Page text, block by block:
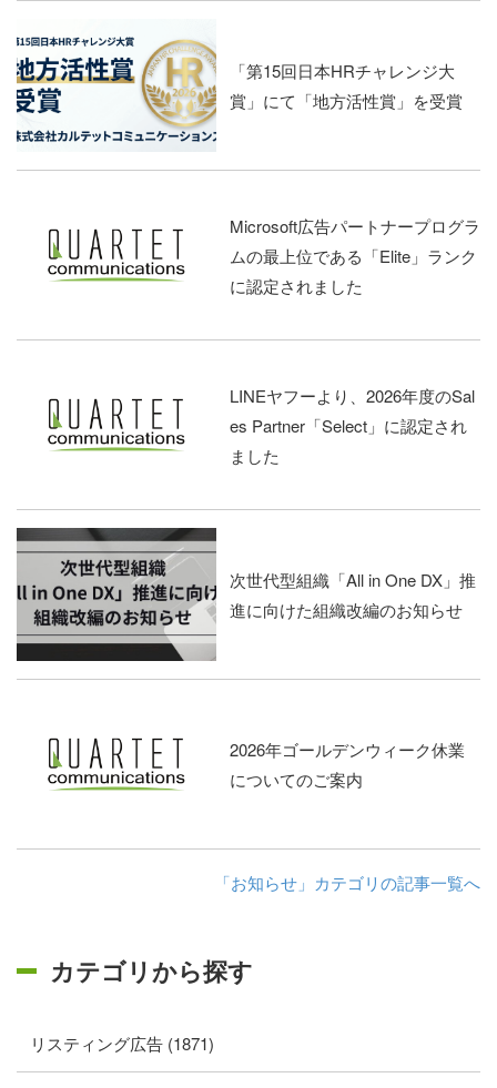
「第15回日本HRチャレンジ大
賞」にて「地方活性賞」を受賞
Microsoft広告パートナープログラ
ムの最上位である「Elite」ランク
に認定されました
LINEヤフーより、2026年度のSal
es Partner「Select」に認定され
ました
次世代型組織「All in One DX」推
進に向けた組織改編のお知らせ
2026年ゴールデンウィーク休業
についてのご案内
「お知らせ」カテゴリの記事一覧へ
カテゴリから探す
リスティング広告 (1871)